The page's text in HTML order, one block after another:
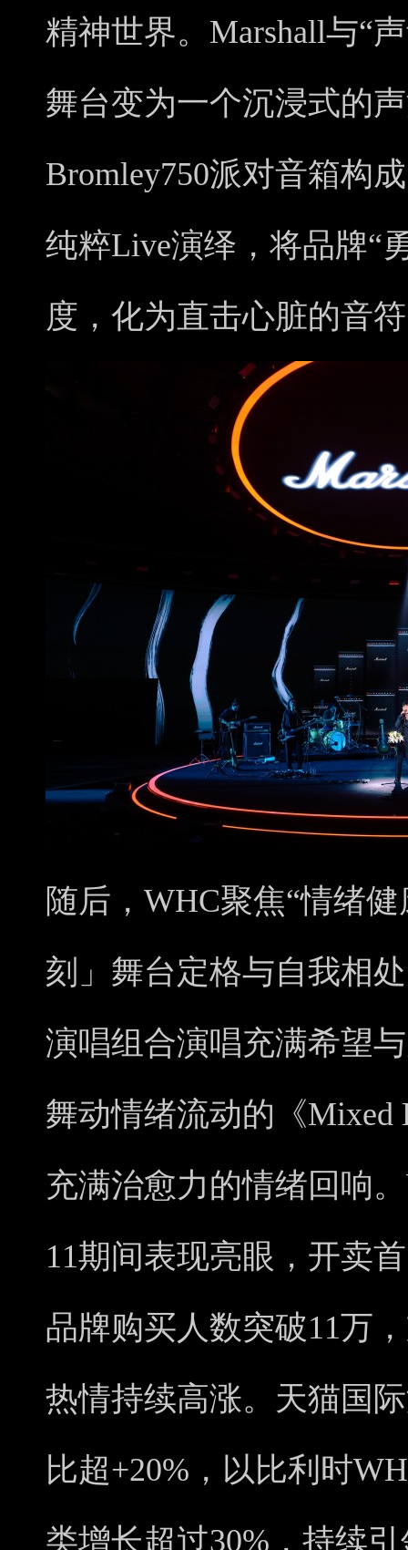
精神世界。 Marshall与“
舞台变为一个沉浸式的
Bromley750派对音箱构
纯粹Live演绎，将品牌“
度，化为直击心脏的音
随后，WHC聚焦“情绪
刻」舞台定格与自我相
演唱组合演唱充满希望
舞动情绪流动的《Mixed
充满治愈力的情绪回响
11期间表现亮眼，开卖
品牌购买人数突破11万
热情持续高涨。天猫国
比超+20%，以比利时
类增长超过30%，持续